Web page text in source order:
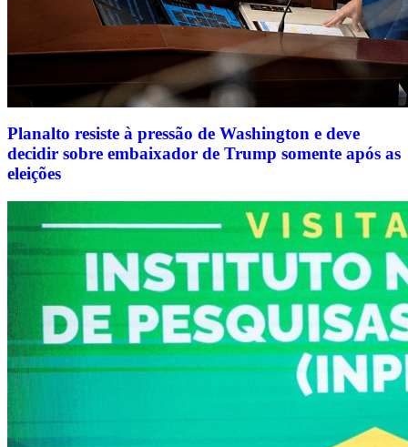
Planalto resiste à pressão de Washington e deve
decidir sobre embaixador de Trump somente após as
eleições